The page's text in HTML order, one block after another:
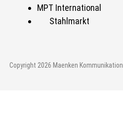
MPT International
Stahlmarkt
Copyright 2026 Maenken